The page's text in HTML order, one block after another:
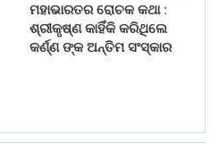
ମହାଭାରତର ରୋଚକ କଥା :
ଶ୍ରୀକୃଷ୍ଣ କାହିଁକି କରିଥିଲେ
କର୍ଣ୍ଣ ଙ୍କ ଅନ୍ତିମ ସଂସ୍କାର